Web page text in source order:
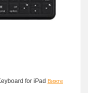
for iPad Вижте